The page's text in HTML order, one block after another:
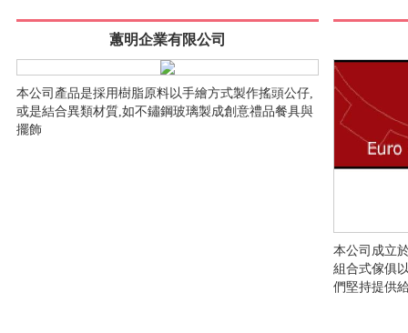
蕙明企業有限公司
本公司產品是採用樹脂原料以手繪方式製作搖頭公仔,
或是結合異類材質,如不鏽鋼玻璃製成創意禮品餐具與
擺飾
本公司成立
組合式傢俱
們堅持提供